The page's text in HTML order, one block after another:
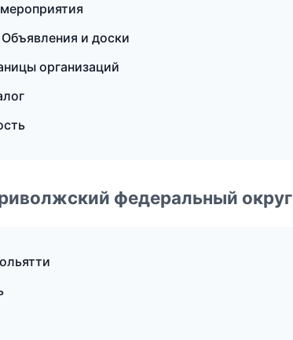
и доски
организаций
федеральный округ